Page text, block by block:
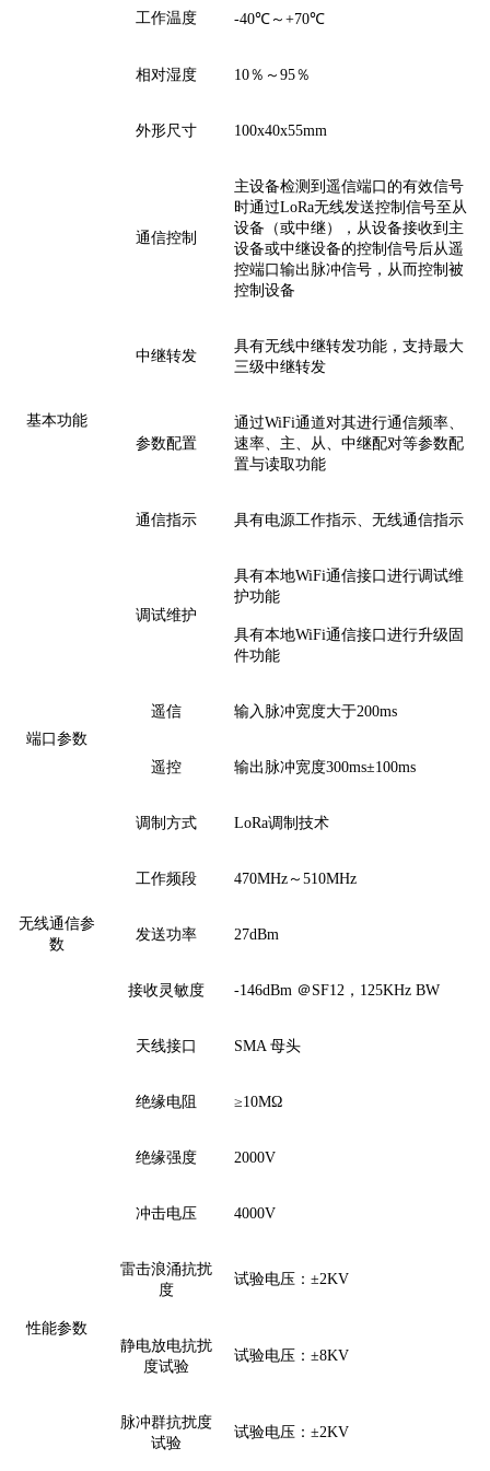
工作温度 -40℃～+70℃
相对湿度 10％～ 95％
外形尺寸 100x40x55mm
基本功能
通信控制
主设备检测 到遥信端口 的有效信号
时通过LoRa无线发送控制信号至从
设备（或中继） ， 从设备接收到主
设备或中继设备的控制信号后从遥
控端口输出 脉冲信号 ， 从而控制被
控制设备
中继转发
具有无线中继转发功能， 支持最大
三级中继转发
参数配置
通过WiFi通道对其进行通信频率、
速率、主、从、中继配对等参数配
置与读取功能
通信指示 具有电源工作指示、无线通信指示
调试维护
具有本地WiFi通信接口进行调试维
护功能
具有本地WiFi通信接口进行升级固
件功能
端口参数
遥信 输入脉冲宽度大于200ms
遥控 输出脉冲宽度300ms±100ms
无线通信参
数
调制方式 LoRa调制技术
工作频段 470MHz～510MHz
发送功率 27dBm
接收灵敏度 -146dBm ＠SF12，125KHz BW
天线接口 SMA 母头
性能参数
绝缘电阻 ≥10MΩ
绝缘强度 2000V
冲击电压 4000V
雷击浪涌抗扰
度
试验电压： ±2KV
静电放电抗扰
度试验
试验电压： ±8KV
脉冲群抗扰度
试验
试验电压： ±2KV